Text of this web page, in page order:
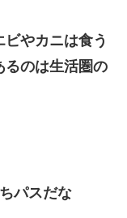
やカニは食う
るのは生活圏の
パスだな